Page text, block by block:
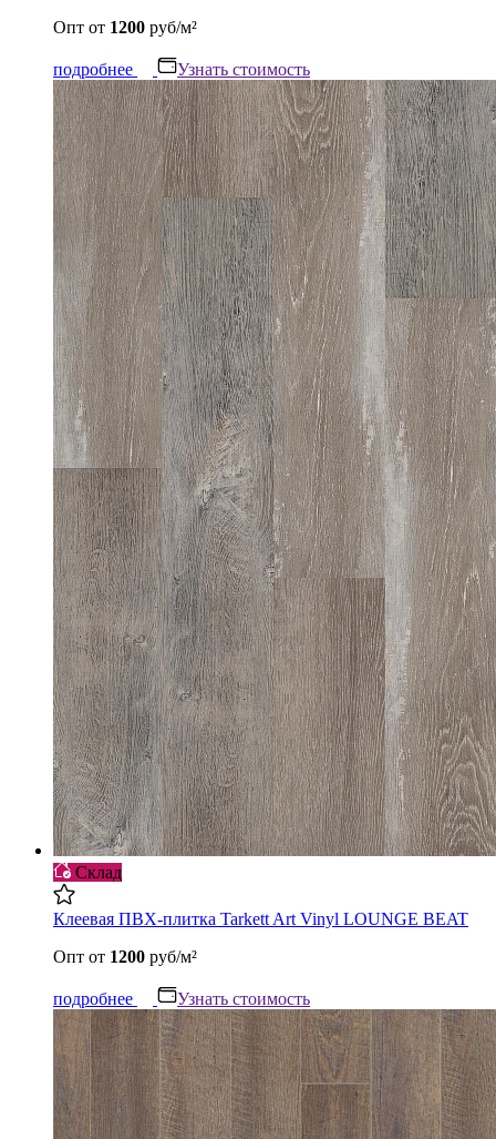
Опт от 1200 руб/м²
подробнее Узнать стоимость
Склад
Клеевая ПВХ-плитка Tarkett Art Vinyl LOUNGE BEAT
Опт от 1200 руб/м²
подробнее Узнать стоимость